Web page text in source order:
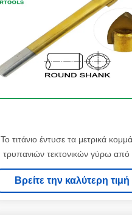
Το τιτάνιο έντυσε τα μετρικά
τρυπανιών τεκτονικών γύρω από
μορφή μήκος 3 - 16MM
Βρείτε την καλύτερη τιμή